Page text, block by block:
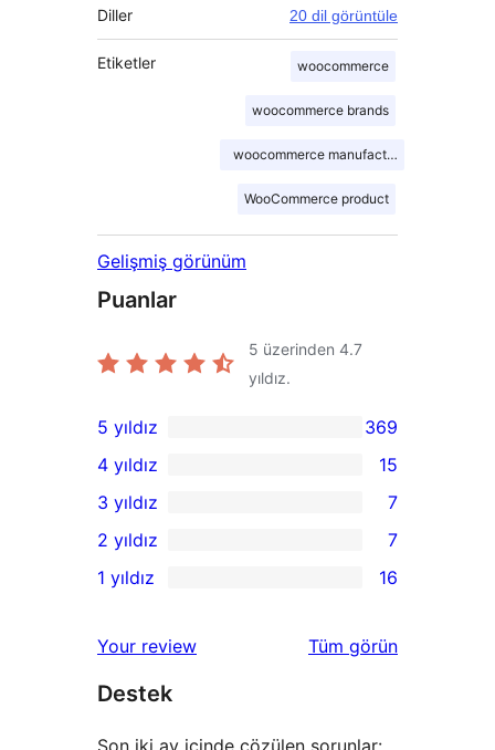
Diller 20 dil görüntüle
Etiketler woocommerce
woocommerce brands
woocommerce manufacturer
WooCommerce product
Gelişmiş görünüm
Puanlar
5 üzerinden 4.7
yıldız.
369
5
yıldızlı
inceleme
5 yıldız 369
4
yıldızlı
inceleme
4 yıldız 15
7
3
yıldızlı
3 yıldız 7
2
inceleme
2 yıldız 7
16
yıldızlı
inceleme
1 yıldız 16
Your review Tüm değerlendirmeleri
görün
Destek